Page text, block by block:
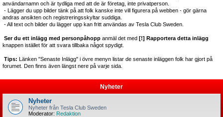
användarnamn och är tydliga med att de är företag, inte privatperson.
- Lägger du upp bilder tänk på att folk kanske inte vill figurera på webben - gör gärna
andras ansikten och registreringsskyltar suddiga.
- All text och bilder du lägger upp kan fritt användas av Tesla Club Sweden.
Ser du ett inlägg med personpåhopp anmäl det med [!] Rapportera detta inlägg
knappen istället för att svara tillbaka något spydigt.
Tips: Länken "Senaste Inlägg" i övre menyn listar de senaste inläggen folk har gjort på
forumet. Den finns även längst nere på varje sida.
Nyheter
Nyheter
Nyheter från Tesla Club Sweden
Moderator: Redaktion